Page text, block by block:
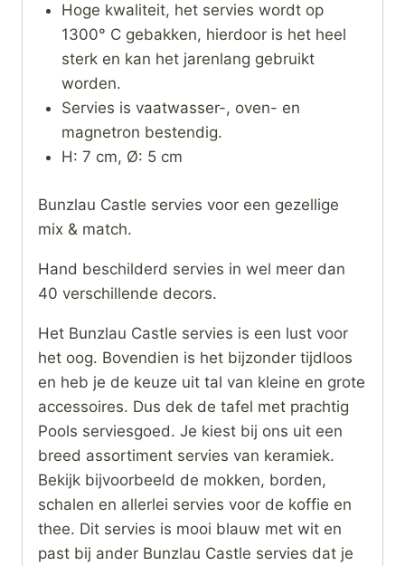
Hoge kwaliteit, het servies wordt op
1300° C gebakken, hierdoor is het heel
sterk en kan het jarenlang gebruikt
worden.
Servies is vaatwasser-, oven- en
magnetron bestendig.
H: 7 cm, Ø: 5 cm
Bunzlau Castle servies voor een gezellige
mix & match.
Hand beschilderd servies in wel meer dan
40 verschillende decors.
Het Bunzlau Castle servies is een lust voor
het oog. Bovendien is het bijzonder tijdloos
en heb je de keuze uit tal van kleine en grote
accessoires. Dus dek de tafel met prachtig
Pools serviesgoed. Je kiest bij ons uit een
breed assortiment servies van keramiek.
Bekijk bijvoorbeeld de mokken, borden,
schalen en allerlei servies voor de koffie en
thee. Dit servies is mooi blauw met wit en
past bij ander Bunzlau Castle servies dat je